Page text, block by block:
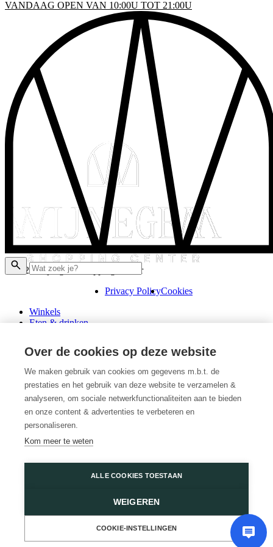
VANDAAG OPEN VAN 10:00U TOT 21:00U
© 2026 Wijnegem Shopping Center
Privacy PolicyCookies
Winkels
Eten & drinken
Schenk een cadeaubon
Over ons
Wini’s
Plattegrond
Diensten
Promoties
Huur een winkel
Veelgestelde vragen
Wijnegem Shopping Center
Contacteer ons
& DRINKEN
INFO
Over de cookies op deze website
We maken gebruik van cookies om gegevens m.b.t. de
prestaties en het gebruik van deze website te verzamelen &
analyseren, om sociale netwerkfunctionaliteiten aan te bieden
en onze content & advertenties te verbeteren en
personaliseren.
Kom meer te weten
ALLE COOKIES TOESTAAN
WEIGEREN
COOKIE-INSTELLINGEN